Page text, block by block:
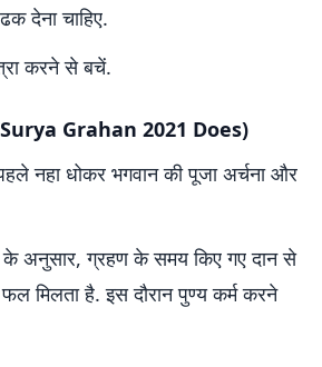
देना चाहिए.
करने से बचें.
(Surya Grahan 2021 Does)
नहा धोकर भगवान की पूजा अर्चना और
के अनुसार, ग्रहण के समय किए गए दान से
मिलता है. इस दौरान पुण्य कर्म करने